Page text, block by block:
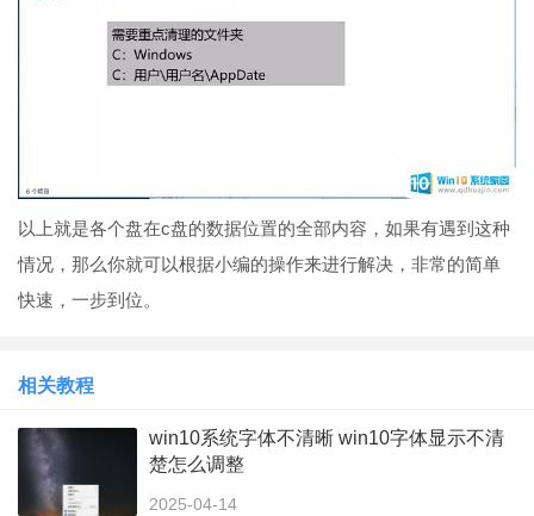
以上就是各个盘在c盘的数据位置的全部内容，如果有遇到这种
情况，那么你就可以根据小编的操作来进行解决，非常的简单
快速，一步到位。
相关教程
win10系统字体不清晰 win10字体显示不清
楚怎么调整
2025-04-14